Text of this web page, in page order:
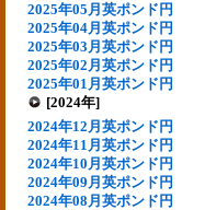
2025年05月英ポンド円
2025年04月英ポンド円
2025年03月英ポンド円
2025年02月英ポンド円
2025年01月英ポンド円
[2024年]
2024年12月英ポンド円
2024年11月英ポンド円
2024年10月英ポンド円
2024年09月英ポンド円
2024年08月英ポンド円